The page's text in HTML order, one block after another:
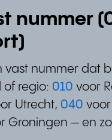
nummer
vast nummer dat
of regio: 010 voor
Utrecht, 040
Groningen — en